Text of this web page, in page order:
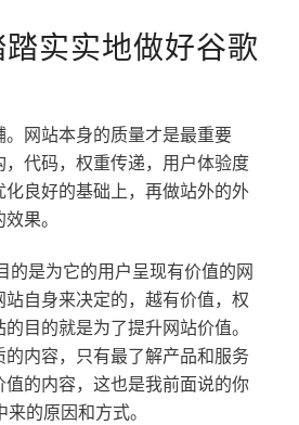
实实地做好谷歌
网站本身的质量才是最重要
代码，权重传递，用户体验度
良好的基础上，再做站外的外
果。
的是为它的用户呈现有价值的网
自身来决定的，越有价值，权
目的就是为了提升网站价值。
内容，只有最了解产品和服务
的内容，这也是我前面说的你
的原因和方式。